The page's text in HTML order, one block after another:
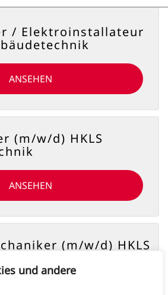
und andere
/ Elektroinstallateur
ANSEHEN
(m/w/d) HKLS
ANSEHEN
(m/w/d) HKLS